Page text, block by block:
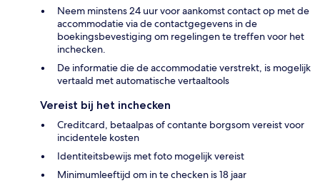
Neem minstens 24 uur voor aankomst contact op met de
accommodatie via de contactgegevens in de
boekingsbevestiging om regelingen te treffen voor het
inchecken.
De informatie die de accommodatie verstrekt, is mogelijk
vertaald met automatische vertaaltools
Vereist bij het inchecken
Creditcard, betaalpas of contante borgsom vereist voor
incidentele kosten
Identiteitsbewijs met foto mogelijk vereist
Minimumleeftijd om in te checken is 18 jaar